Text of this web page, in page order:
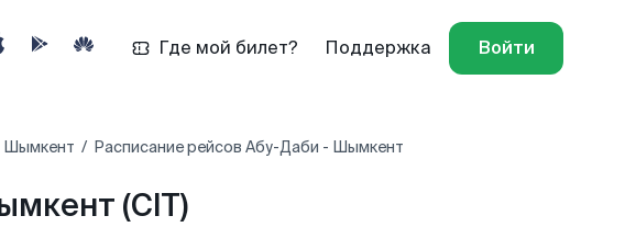
Где мой билет? Поддержка Войти
Шымкент Расписание рейсов Абу-Даби - Шымкент
(CIT)